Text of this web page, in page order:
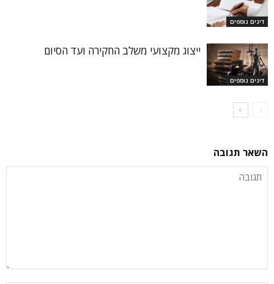
דינים נוספים
דינים נוספים
ייצוג מקצועי משלב החקירה ועד הסיום
השאר תגובה